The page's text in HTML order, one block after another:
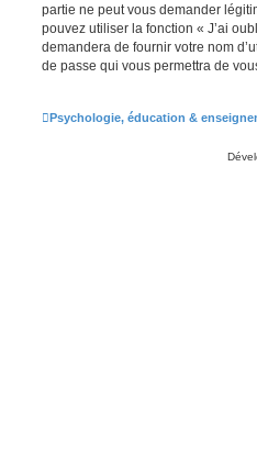
partie ne peut vous demander
pouvez utiliser la fonction « J’ai
demandera de fournir votre nom
de passe qui vous permettra de
Psychologie, éducation &